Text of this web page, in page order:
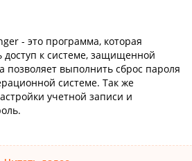
- это программа, которая
доступ к системе, защищенной
выполнить сброс пароля
системе. Так же
учетной записи и